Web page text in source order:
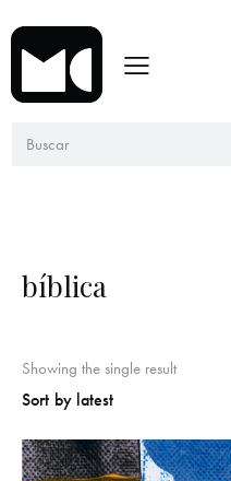
bíblica
Showing the single result